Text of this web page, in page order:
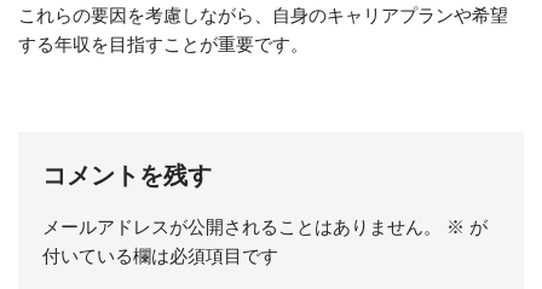
これらの要因を考慮しながら、自身のキャリアプランや希望
する年収を目指すことが重要です。
コメントを残す
メールアドレスが公開されることはありません。 ※ が
付いている欄は必須項目です